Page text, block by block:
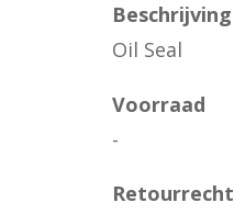
Beschrijving
Oil Seal
Voorraad
-
Retourrecht